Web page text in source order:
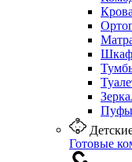
Пуфы
Готовые